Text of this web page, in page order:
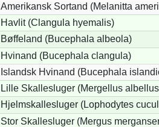
Amerikansk Sortand (Melanitta
Havlit (Clangula hyemalis)
Bøffeland (Bucephala albeola)
Hvinand (Bucephala clangula)
Islandsk Hvinand (Bucephala
Lille Skallesluger (Mergellus
Hjelmskallesluger (Lophodytes
Stor Skallesluger (Mergus